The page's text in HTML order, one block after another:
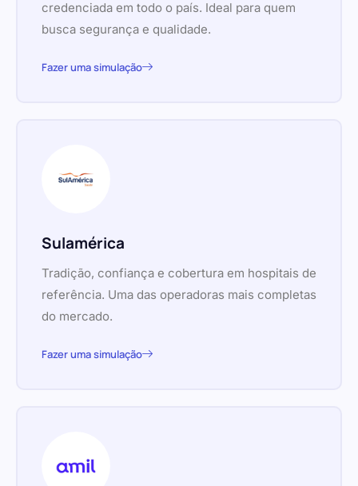
credenciada em todo o país. Ideal para quem
busca segurança e qualidade.
Fazer uma simulação
Sulamérica
Tradição, confiança e cobertura em hospitais de
referência. Uma das operadoras mais completas
do mercado.
Fazer uma simulação